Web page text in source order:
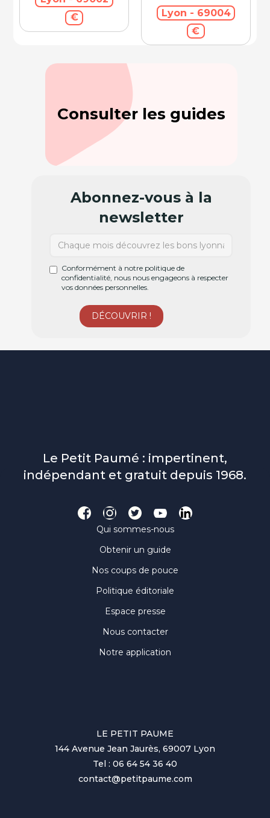
€
Lyon - 69004
€
Consulter les guides
Abonnez-vous à la
newsletter
Conformément à notre politique de
confidentialité, nous nous engageons à respecter
vos données personnelles.
Le Petit Paumé : impertinent,
indépendant et gratuit depuis 1968.
Qui sommes-nous
Obtenir un guide
Nos coups de pouce
Politique éditoriale
Espace presse
Nous contacter
Notre application
LE PETIT PAUME
144 Avenue Jean Jaurès, 69007 Lyon
Tel : 06 64 54 36 40
contact@petitpaume.com